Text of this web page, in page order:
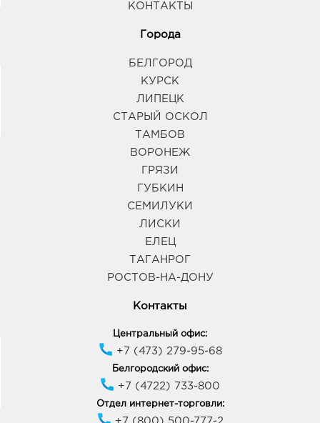
КОНТАКТЫ
Города
БЕЛГОРОД
КУРСК
ЛИПЕЦК
СТАРЫЙ ОСКОЛ
ТАМБОВ
ВОРОНЕЖ
ГРЯЗИ
ГУБКИН
СЕМИЛУКИ
ЛИСКИ
ЕЛЕЦ
ТАГАНРОГ
РОСТОВ-НА-ДОНУ
Контакты
Центральный офис:
+7 (473) 279-95-68
Белгородский офис:
+7 (4722) 733-800
Отдел интернет-торговли: